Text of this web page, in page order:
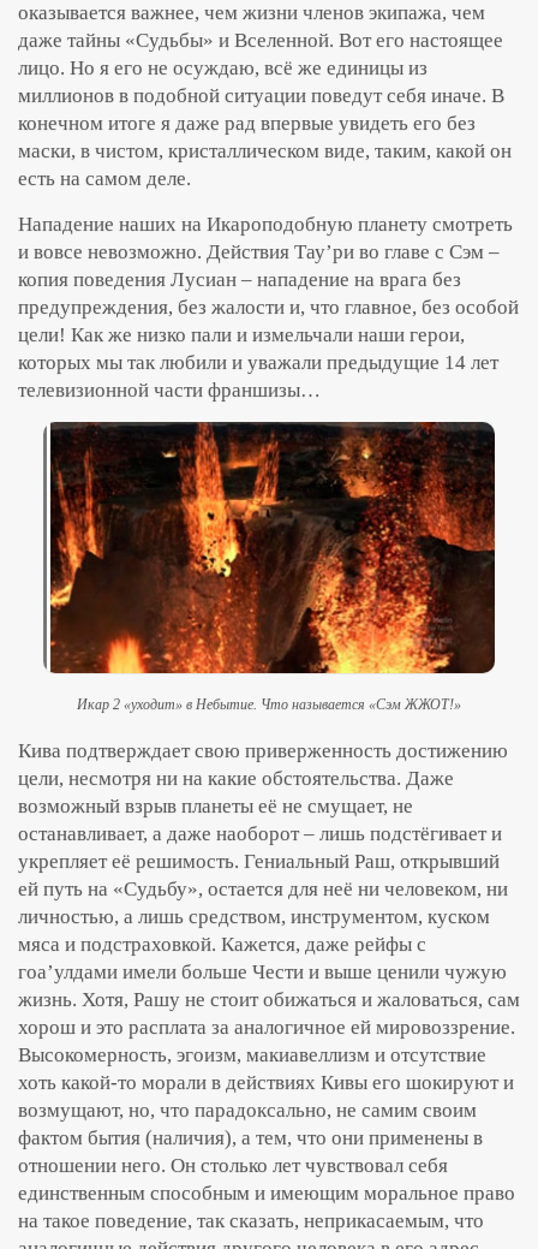
оказывается важнее, чем жизни членов экипажа, чем
даже тайны «Судьбы» и Вселенной. Вот его настоящее
лицо. Но я его не осуждаю, всё же единицы из
миллионов в подобной ситуации поведут себя иначе. В
конечном итоге я даже рад впервые увидеть его без
маски, в чистом, кристаллическом виде, таким, какой он
есть на самом деле.
Нападение наших на Икароподобную планету смотреть
и вовсе невозможно. Действия Тау’ри во главе с Сэм –
копия поведения Луcиан – нападение на врага без
предупреждения, без жалости и, что главное, без особой
цели! Как же низко пали и измельчали наши герои,
которых мы так любили и уважали предыдущие 14 лет
телевизионной части франшизы…
Икар 2 «уходит» в Небытие. Что называется «Сэм ЖЖОТ!»
Кива подтверждает свою приверженность достижению
цели, несмотря ни на какие обстоятельства. Даже
возможный взрыв планеты её не смущает, не
останавливает, а даже наоборот – лишь подстёгивает и
укрепляет её решимость. Гениальный Раш, открывший
ей путь на «Судьбу», остается для неё ни человеком, ни
личностью, а лишь средством, инструментом, куском
мяса и подстраховкой. Кажется, даже рейфы с
гоа’улдами имели больше Чести и выше ценили чужую
жизнь. Хотя, Рашу не стоит обижаться и жаловаться, сам
хорош и это расплата за аналогичное ей мировоззрение.
Высокомерность, эгоизм, макиавеллизм и отсутствие
хоть какой-то морали в действиях Кивы его шокируют и
возмущают, но, что парадоксально, не самим своим
фактом бытия (наличия), а тем, что они применены в
отношении него. Он столько лет чувствовал себя
единственным способным и имеющим моральное право
на такое поведение, так сказать, неприкасаемым, что